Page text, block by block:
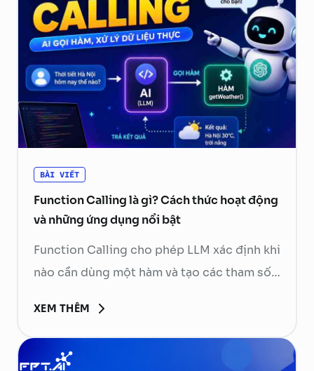
BÀI VIẾT
Function Calling là gì? Cách thức hoạt động
và những ứng dụng nổi bật
Function Calling cho phép LLM xác định khi
nào cần dùng một hàm và tạo các tham số
thực thi hàm rồi gửi kết quả về mô hình để
tạo phản hồi cuối cùng. Hãy cùng FPT.AI
tìm hiểu Function Calling là gì, cách thức
XEM THÊM